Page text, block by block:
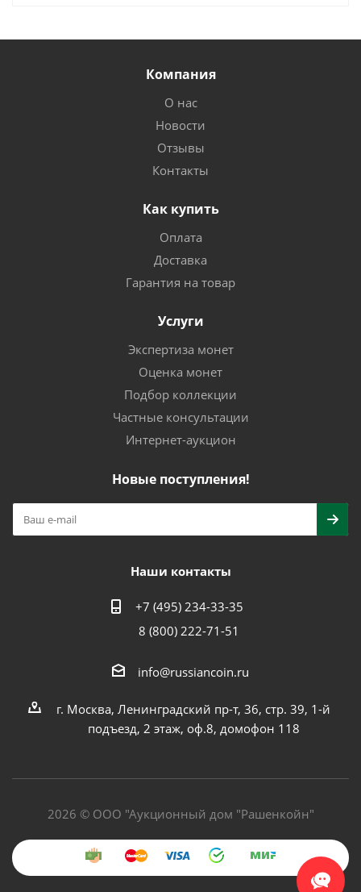
Компания
О нас
Новости
Отзывы
Контакты
Как купить
Оплата
Доставка
Гарантия на товар
Услуги
Экспертиза монет
Оценка монет
Подбор коллекции
Частные консультации
Интернет-аукцион
Новые поступления!
Наши контакты
+7 (495) 234-33-35
8 (800) 222-71-51
info@russiancoin.ru
г. Москва, Ленинградский пр-т, 36, стр. 39, 1-й
подъезд, 2 этаж, оф.8, домофон 118
2026 © ООО "Аукционный дом "Рашенкойн"